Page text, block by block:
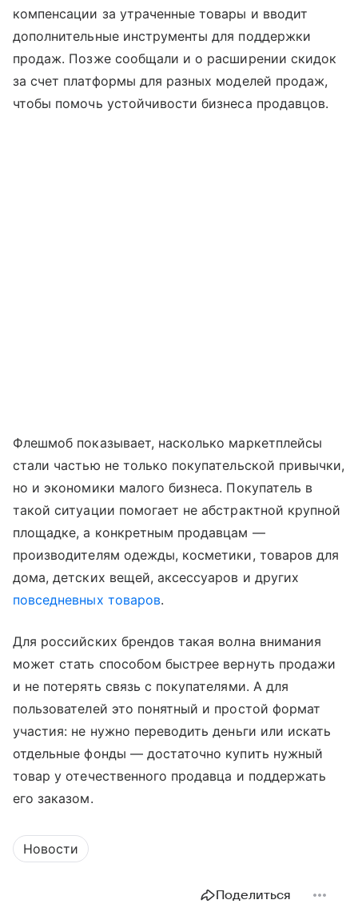
компенсации за утраченные товары и вводит
дополнительные инструменты для поддержки
продаж. Позже сообщали и о расширении скидок
за счет платформы для разных моделей продаж,
чтобы помочь устойчивости бизнеса продавцов.
Флешмоб показывает, насколько маркетплейсы
стали частью не только покупательской привычки,
но и экономики малого бизнеса. Покупатель в
такой ситуации помогает не абстрактной крупной
площадке, а конкретным продавцам —
производителям одежды, косметики, товаров для
дома, детских вещей, аксессуаров и других
повседневных товаров.
Для российских брендов такая волна внимания
может стать способом быстрее вернуть продажи
и не потерять связь с покупателями. А для
пользователей это понятный и простой формат
участия: не нужно переводить деньги или искать
отдельные фонды — достаточно купить нужный
товар у отечественного продавца и поддержать
его заказом.
Новости
Поделиться